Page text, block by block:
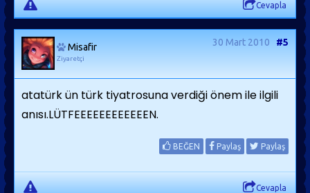
Cevapla
Misafir
Ziyaretçi
30 Mart 2010 #5
atatürk ün türk tiyatrosuna verdiği önem ile ilgili
anısı.LÜTFEEEEEEEEEEEEN.
BEĞEN Paylaş Paylaş
Cevapla